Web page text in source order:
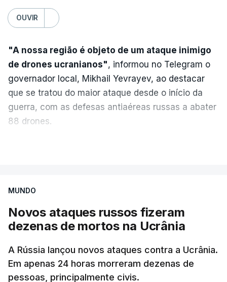
OUVIR
"A nossa região é objeto de um ataque inimigo
de drones ucranianos", informou no Telegram o
governador local, Mikhail Yevrayev, ao destacar
que se tratou do maior ataque desde o início da
guerra, com as defesas antiaéreas russas a abater
88 drones.
da Crimeia e os mares Negro e de Azov.
O ataque ucraniano desta noite superou os
recordes anteriores: 556 drones a 17 de maio,
Yevrayev, não houve mortos nem feridos em
consequência do ataque massivo contra
MUNDO
Novos ataques russos fizeram
dezenas de mortos na Ucrânia
A Rússia lançou novos ataques contra a Ucrânia.
Em apenas 24 horas morreram dezenas de
pessoas, principalmente civis.